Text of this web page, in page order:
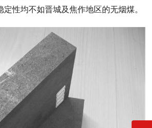
性均不如晋城及焦作地区的无烟煤。